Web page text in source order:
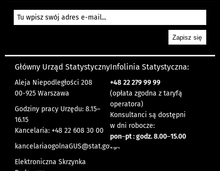
Główny Urząd Statystyczny
Aleja Niepodległości 208
00-925 Warszawa
Godziny pracy Urzędu: 8.15–
16.15
Kancelaria: +48 22 608 30 00
kancelariaogolnaGUS@stat.gov.pl
Elektroniczna Skrzynka
Infolinia Statystyczna:
+48 22 279 99 99
(opłata zgodna z taryfą
operatora)
Konsultanci są dostępni
w dni robocze:
pon–pt : godz. 8.00–15.00